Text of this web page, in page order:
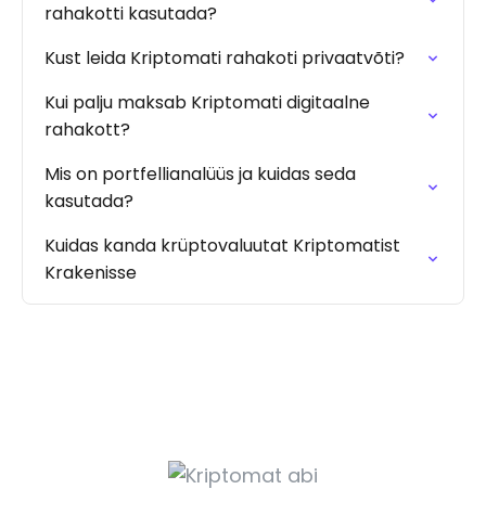
rahakotti kasutada?
Kust leida Kriptomati rahakoti privaatvõti?
Kui palju maksab Kriptomati digitaalne
rahakott?
Mis on portfellianalüüs ja kuidas seda
kasutada?
Kuidas kanda krüptovaluutat Kriptomatist
Krakenisse